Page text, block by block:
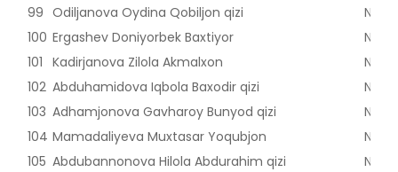
99 Odiljanova Oydina Qobiljon qizi
100 Ergashev Doniyorbek Baxtiyor
101 Kadirjanova Zilola Akmalxon
102 Abduhamidova Iqbola Baxodir qizi
103 Adhamjonova Gavharoy Bunyod qizi
104 Mamadaliyeva Muxtasar Yoqubjon
105 Abdubannonova Hilola Abdurahim qizi